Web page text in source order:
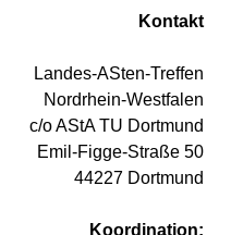
Kontakt
Landes-ASten-Treffen
Nordrhein-Westfalen
c/o AStA TU Dortmund
Emil-Figge-Straße 50
44227 Dortmund
Koordination: